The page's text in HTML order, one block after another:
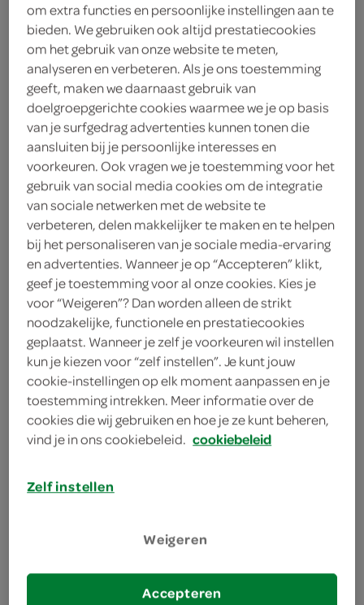
Douwe Egberts ice latte
white chocolate cookie
Douwe Egberts
230 Milliliter
Let op: aanbiedingen zijn niet zichtbaar bij de
producten, maar worden wél automatisch
verwerkt in de winkelmand.
zo wordt een koffiebreak echt verwennen
met een mix van witte chocolade en cookies
een unieke blend van 100% kwalitatieve Arabica
om extra functies en persoonlijke instellingen aan te
bieden. We gebruiken ook altijd prestatiecookies
om het gebruik van onze website te meten,
analyseren en verbeteren. Als je ons toestemming
geeft, maken we daarnaast gebruik van
doelgroepgerichte cookies waarmee we je op basis
van je surfgedrag advertenties kunnen tonen die
aansluiten bij je persoonlijke interesses en
voorkeuren. Ook vragen we je toestemming voor het
gebruik van social media cookies om de integratie
van sociale netwerken met de website te
verbeteren, delen makkelijker te maken en te helpen
bij het personaliseren van je sociale media-ervaring
en advertenties. Wanneer je op “Accepteren” klikt,
geef je toestemming voor al onze cookies. Kies je
voor “Weigeren”? Dan worden alleen de strikt
noodzakelijke, functionele en prestatiecookies
geplaatst. Wanneer je zelf je voorkeuren wil instellen
kun je kiezen voor “zelf instellen”. Je kunt jouw
cookie-instellingen op elk moment aanpassen en je
toestemming intrekken. Meer informatie over de
cookies die wij gebruiken en hoe je ze kunt beheren,
vind je in ons cookiebeleid. cookiebeleid
Zelf instellen
Weigeren
Accepteren